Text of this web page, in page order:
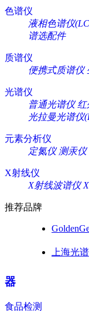
色谱仪
液相色谱仪
谱选配件
质谱仪
便携式质谱仪
光谱仪
普通光谱仪 红
光拉曼光谱仪
元素分析仪
定氮仪 测汞仪
X射线仪
X射线波谱仪
推荐品牌
上海光谱
器
食品检测